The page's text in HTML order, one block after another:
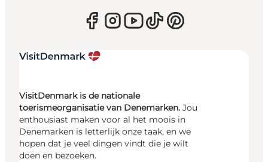
VisitDenmark is de nationale
toerismeorganisatie van Denemarken. Jou
enthousiast maken voor al het moois in
Denemarken is letterlijk onze taak, en we
hopen dat je veel dingen vindt die je wilt
doen en bezoeken.